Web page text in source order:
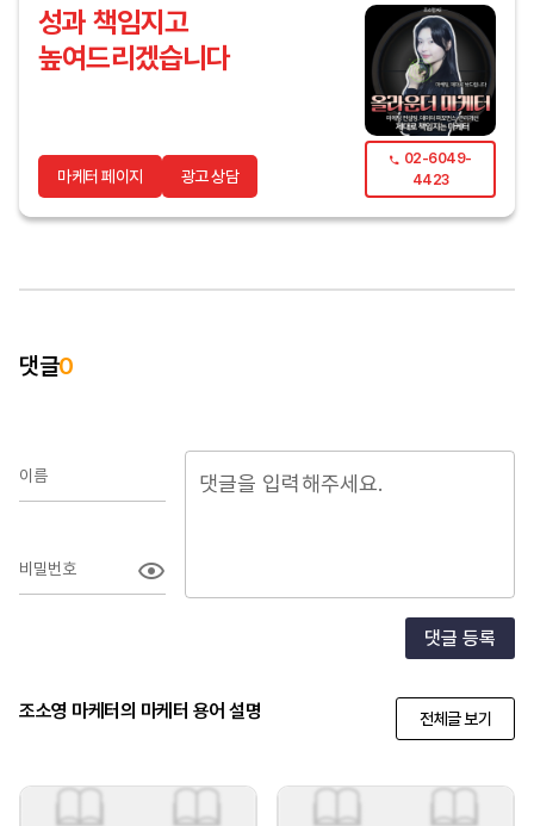
성과 책임지고
높여드리겠습니다
마케터 페이지 광고 상담
02-6049-
4423
댓글0
이름
비밀번호
댓글 등록
조소영 마케터의 마케터 용어 설명 전체글 보기